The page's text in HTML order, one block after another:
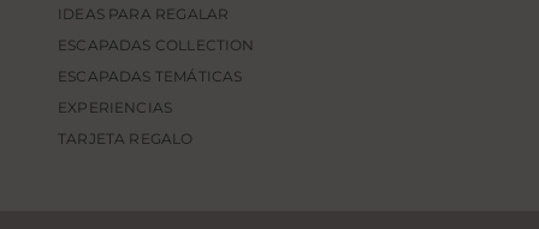
IDEAS PARA REGALAR
ESCAPADAS COLLECTION
ESCAPADAS TEMÁTICAS
EXPERIENCIAS
TARJETA REGALO